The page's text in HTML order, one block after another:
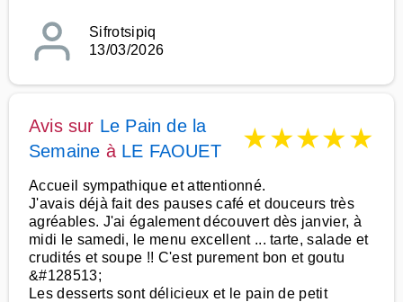
Sifrotsipiq
13/03/2026
Avis sur Le Pain de la
Semaine à LE FAOUET ★★★★★
Accueil sympathique et attentionné.
J'avais déjà fait des pauses café et douceurs très
agréables. J'ai également découvert dès janvier, à
midi le samedi, le menu excellent ... tarte, salade et
crudités et soupe !! C'est purement bon et goutu
&#128513;
Les desserts sont délicieux et le pain de petit